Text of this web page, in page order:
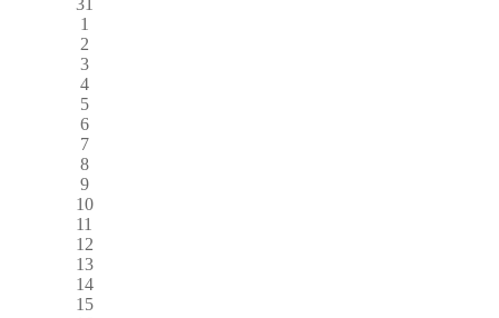
1
2
3
4
5
6
7
8
9
10
11
12
13
14
15